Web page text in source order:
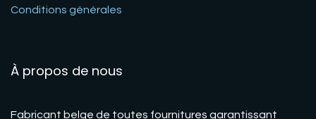
Conditions générales
À propos de nous
Fabricant belge de toutes fournitures garantissant